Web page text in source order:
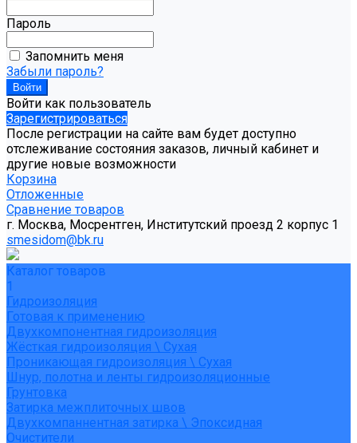
Пароль
Запомнить меня
Забыли пароль?
Войти как пользователь
Зарегистрироваться
После регистрации на сайте вам будет доступно
отслеживание состояния заказов, личный кабинет и
другие новые возможности
Корзина
Отложенные
Сравнение товаров
г. Москва, Мосрентген, Институтский проезд 2 корпус 1
smesidom@bk.ru
Каталог товаров
1
Гидроизоляция
Готовая к применению
Двухкомпонентная гидроизоляция
Жёсткая гидроизоляция \ Сухая
Проникающая гидроизоляция \ Сухая
Шнур, полотна и ленты гидроизоляционные
Грунтовка
Затирка межплиточных швов
Двухкомпаннентная затирка \ Эпоксидная
Очистители